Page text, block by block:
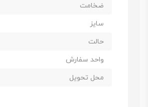
ضخامت
سایز
حالت
واحد سفارش
محل تحویل